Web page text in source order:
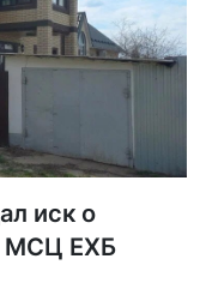
иск о
МСЦ ЕХБ